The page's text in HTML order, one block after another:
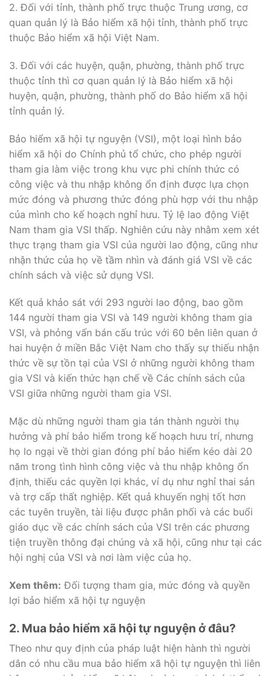
2. Đối với tỉnh, thành phố trực thuộc Trung ương, cơ
quan quản lý là Bảo hiểm xã hội tỉnh, thành phố trực
thuộc Bảo hiểm xã hội Việt Nam.
3. Đối với các huyện, quận, phường, thành phố trực
thuộc tỉnh thì cơ quan quản lý là Bảo hiểm xã hội
huyện, quận, phường, thành phố do Bảo hiểm xã hội
tỉnh quản lý.
Bảo hiểm xã hội tự nguyện (VSI), một loại hình bảo
hiểm xã hội do Chính phủ tổ chức, cho phép người
tham gia làm việc trong khu vực phi chính thức có
công việc và thu nhập không ổn định được lựa chọn
mức đóng và phương thức đóng phù hợp với thu nhập
của mình cho kế hoạch nghỉ hưu. Tỷ lệ lao động Việt
Nam tham gia VSI thấp. Nghiên cứu này nhằm xem xét
thực trạng tham gia VSI của người lao động, cũng như
nhận thức của họ về tầm nhìn và đánh giá VSI về các
chính sách và việc sử dụng VSI.
Kết quả khảo sát với 293 người lao động, bao gồm
144 người tham gia VSI và 149 người không tham gia
VSI, và phỏng vấn bán cấu trúc với 60 bên liên quan ở
hai huyện ở miền Bắc Việt Nam cho thấy sự thiếu nhận
thức về sự tồn tại của VSI ở những người không tham
gia VSI và kiến ​​thức hạn chế về Các chính sách của
VSI giữa những người tham gia VSI.
Mặc dù những người tham gia tán thành người thụ
hưởng và phí bảo hiểm trong kế hoạch hưu trí, nhưng
họ lo ngại về thời gian đóng phí bảo hiểm kéo dài 20
năm trong tình hình công việc và thu nhập không ổn
định, thiếu các quyền lợi khác, ví dụ như nghỉ thai sản
và trợ cấp thất nghiệp. Kết quả khuyến nghị tốt hơn
các tuyên truyền, tài liệu được phân phối và các buổi
giáo dục về các chính sách của VSI trên các phương
tiện truyền thông đại chúng và xã hội, cũng như tại các
hội nghị của VSI và nơi làm việc của họ.
Xem thêm: Đối tượng tham gia, mức đóng và quyền
lợi bảo hiểm xã hội tự nguyện
2. Mua bảo hiểm xã hội tự nguyện ở đâu?
Theo như quy định của pháp luật hiện hành thì người
dân có nhu cầu mua bảo hiểm xã hội tự nguyện thì liên